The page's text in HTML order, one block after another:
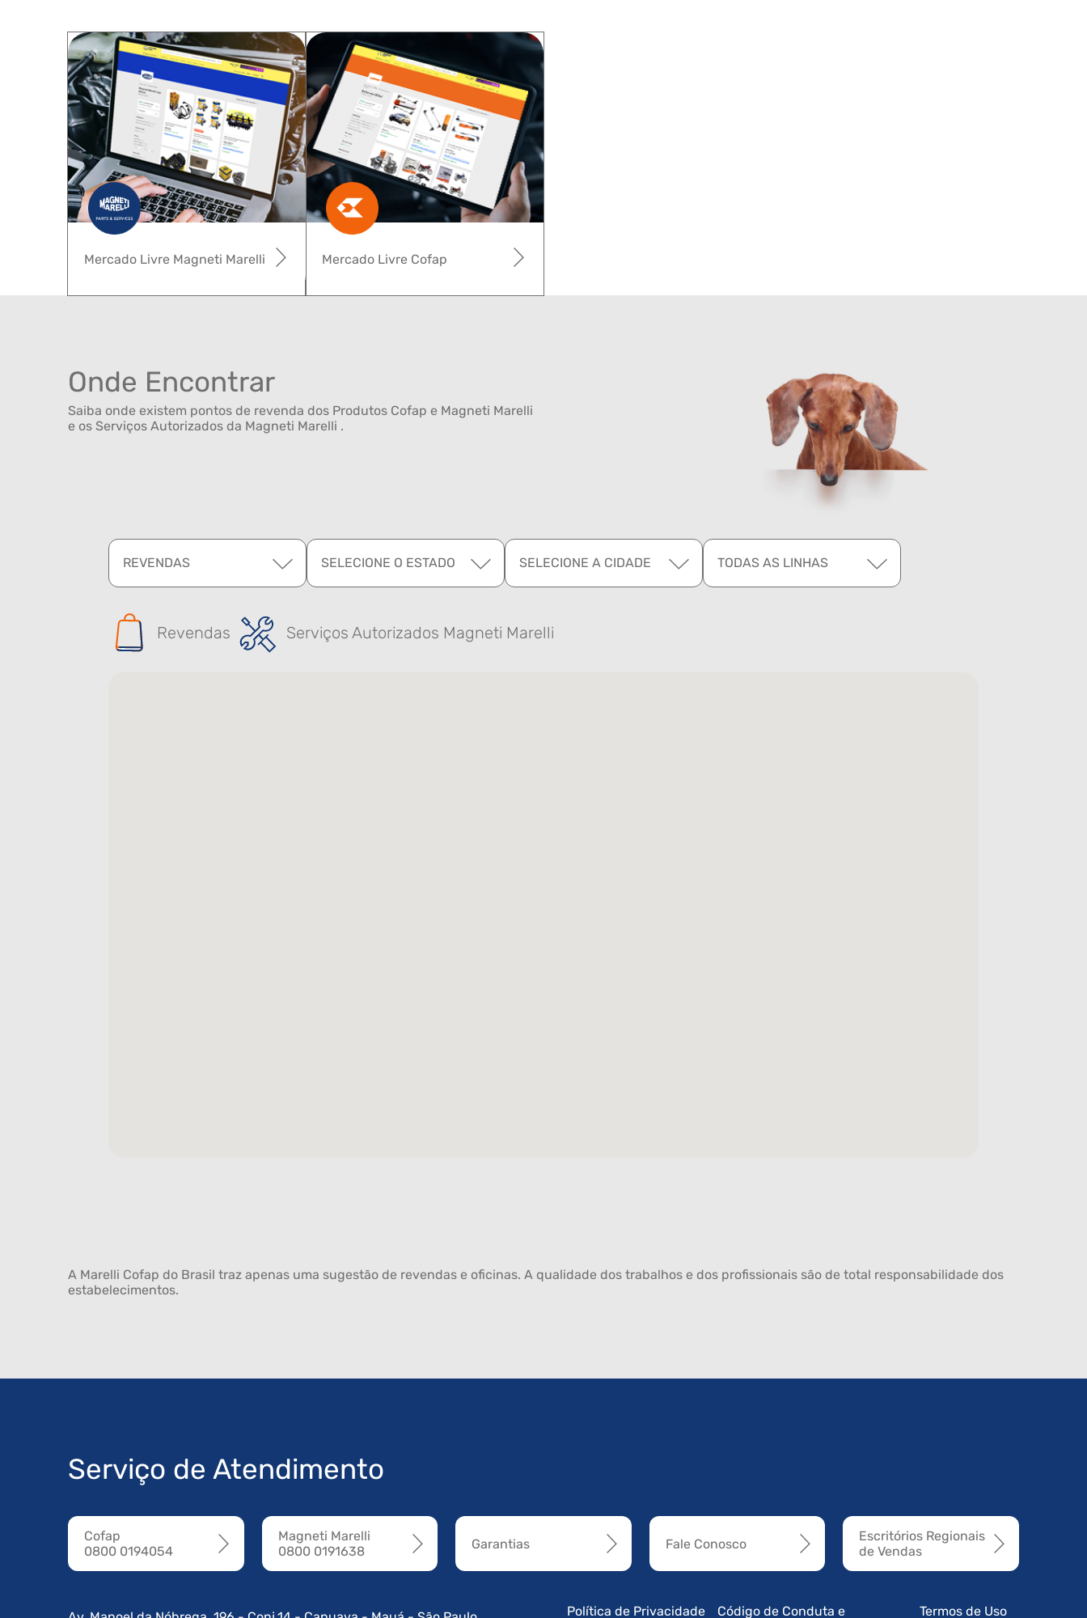
Mercado Livre Cofap
Mercado Livre Magneti Marelli
Onde Encontrar
Saiba onde existem pontos de revenda dos Produtos Cofap e Magneti Marelli
e os Serviços Autorizados da Magneti Marelli .
REVENDAS SELECIONE O ESTADO SELECIONE A CIDADE TODAS AS LINHAS
Revendas Serviços Autorizados Magneti Marelli
A Marelli Cofap do Brasil traz apenas uma sugestão de revendas e oficinas. A qualidade dos trabalhos e dos profissionais são de total responsabilidade dos
estabelecimentos.
Serviço de Atendimento
Cofap
0800 0194054
Magneti Marelli
0800 0191638
Garantias Fale Conosco
Escritórios Regionais
de Vendas
Termos de Uso
Código de Conduta e
Política de Privacidade